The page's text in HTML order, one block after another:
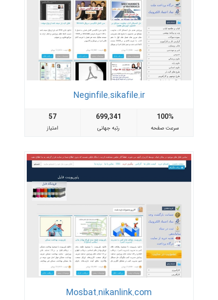
Neginfile.sikafile.ir
57
امتیاز
699,341
رتبه جهانی
100%
سرعت صفحه
Mosbat.nikanlink.com